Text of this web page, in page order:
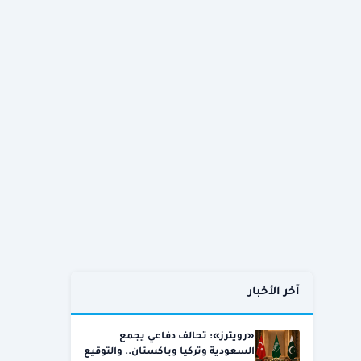
آخر الأخبار
«رويترز»: تحالف دفاعي يجمع
السعودية وتركيا وباكستان.. والتوقيع